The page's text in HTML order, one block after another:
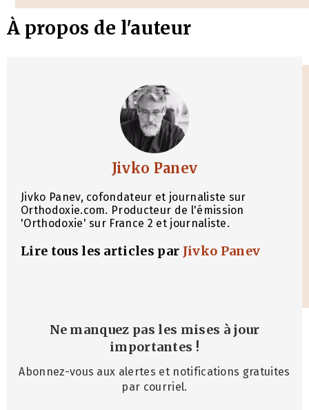
À propos de l'auteur
Jivko Panev
Jivko Panev, cofondateur et journaliste sur
Orthodoxie.com. Producteur de l'émission
'Orthodoxie' sur France 2 et journaliste.
Lire tous les articles par Jivko Panev
Ne manquez pas les mises à jour
importantes !
Abonnez-vous aux alertes et notifications gratuites
par courriel.